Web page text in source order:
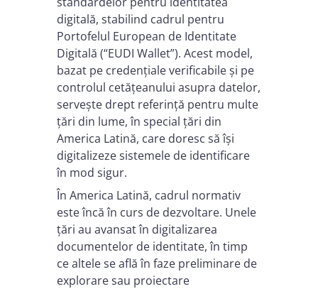
digitală, stabilind cadrul pentru
Portofelul European de Identitate
Digitală (“EUDI Wallet”). Acest model,
bazat pe credențiale verificabile și pe
controlul cetățeanului asupra datelor,
servește drept referință pentru multe
țări din lume, în special țări din
America Latină, care doresc să își
digitalizeze sistemele de identificare
în mod sigur.
În America Latină, cadrul normativ
este încă în curs de dezvoltare. Unele
țări au avansat în digitalizarea
documentelor de identitate, în timp
ce altele se află în faze preliminare de
explorare sau proiectare